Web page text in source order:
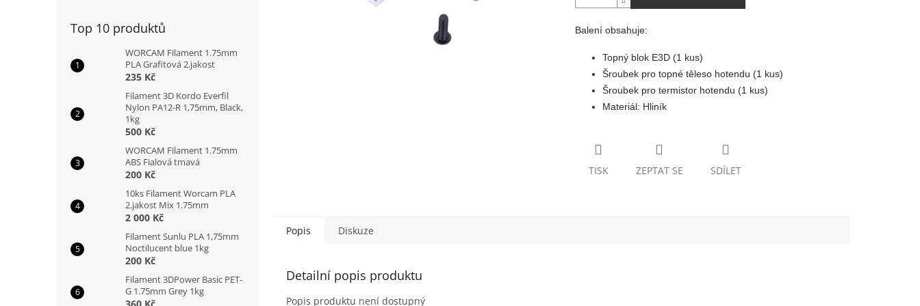
Top 10 produktů
WORCAM Filament 1.75mm
PLA Grafitová 2.jakost
235 Kč
Filament 3D Kordo Everfil
Nylon PA12-R 1,75mm, Black,
1kg
500 Kč
WORCAM Filament 1.75mm
ABS Fialová tmavá
200 Kč
10ks Filament Worcam PLA
2.jakost Mix 1.75mm
2 000 Kč
Filament Sunlu PLA 1,75mm
Noctilucent blue 1kg
200 Kč
Filament 3DPower Basic PET-
G 1.75mm Grey 1kg
Balení obsahuje:
Topný blok E3D (1 kus)
Šroubek pro topné těleso hotendu (1 kus)
Šroubek pro termistor hotendu (1 kus)
Materiál: Hliník
TISK ZEPTAT SE SDÍLET
Popis Diskuze
Detailní popis produktu
Popis produktu není dostupný